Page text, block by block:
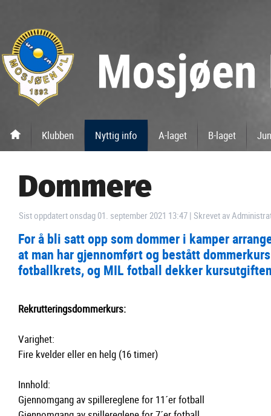
Klubben Nyttig info A-laget B-laget
Dommere
Sist oppdatert onsdag 01. september 2021 13:47 | Skrevet av
For å bli satt opp som dommer i kamper
at man har gjennomført og bestått
fotballkrets, og MIL fotball dekker
Rekrutteringsdommerkurs:
Varighet:
Fire kvelder eller en helg (16 timer)
Innhold:
Gjennomgang av spillereglene for 11´er fotball